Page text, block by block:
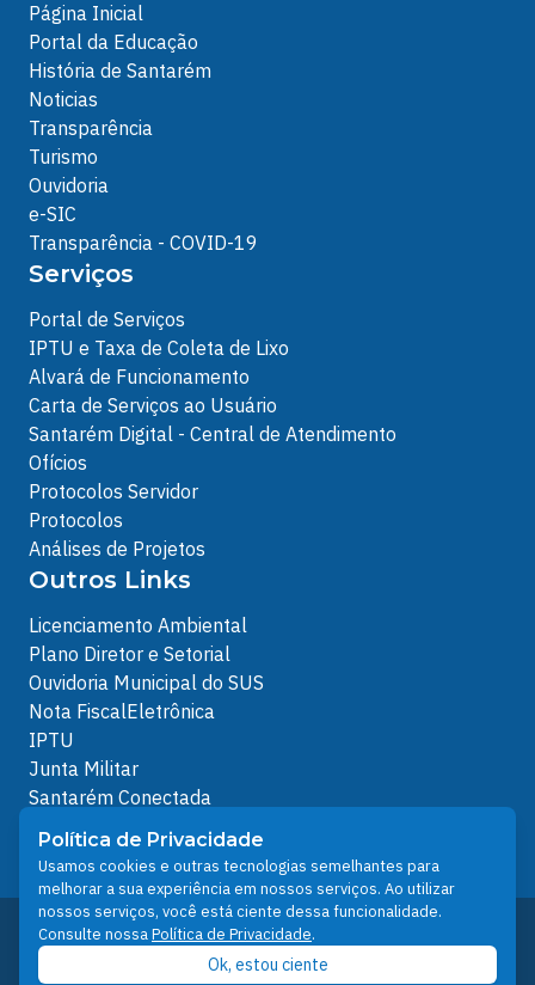
Página Inicial
Portal da Educação
História de Santarém
Noticias
Transparência
Turismo
Ouvidoria
e-SIC
Transparência - COVID-19
Serviços
Portal de Serviços
IPTU e Taxa de Coleta de Lixo
Alvará de Funcionamento
Carta de Serviços ao Usuário
Santarém Digital - Central de Atendimento
Ofícios
Protocolos Servidor
Protocolos
Análises de Projetos
Outros Links
Licenciamento Ambiental
Plano Diretor e Setorial
Ouvidoria Municipal do SUS
Nota FiscalEletrônica
IPTU
Junta Militar
Santarém Conectada
Política de Privacidade
People illustrations by Storyset
Desenvolvido pelo Núcleo Técnico de Gestão de
Tecnologia da Informação - NTI
Política de Privacidade
Usamos cookies e outras tecnologias semelhantes para
melhorar a sua experiência em nossos serviços. Ao utilizar
nossos serviços, você está ciente dessa funcionalidade.
Consulte nossaPolítica de Privacidade.
Ok, estou ciente